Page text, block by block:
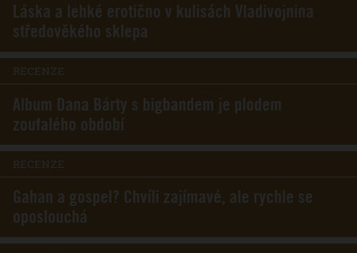
Láska a lehké erotično v kulisách Vladivojnina
středověkého sklepa
RECENZE
Album Dana Bárty s bigbandem je plodem
zoufalého období
RECENZE
Gahan a gospel? Chvíli zajímavé, ale rychle se
oposlouchá